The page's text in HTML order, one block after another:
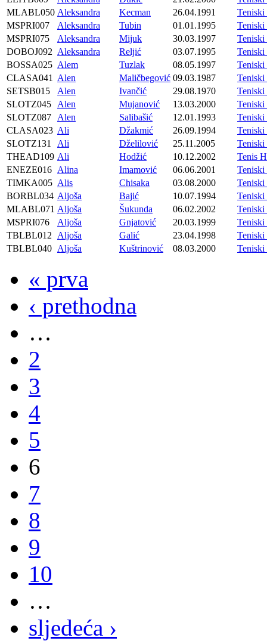
MLABL050 Aleksandra Kecman 26.04.1991
MSPRI007
Aleksandra Tubin 01.01.1995
MSPRI075
Aleksandra Mijuk 30.03.1997
DOBOJ092 Aleksandra Reljić 03.07.1995
BOSSA025 Alem Tuzlak 08.05.1997
CLASA041
Alen Maličbegović 09.03.1987
SETSB015
Alen Ivančić 29.08.1970
SLOTZ045
Alen Mujanović 13.03.2000
SLOTZ087
Alen Salibašić 12.01.1993
CLASA023 Ali Džakmić 26.09.1994
SLOTZ131
Ali Dželilović 25.11.2005
THEAD109 Ali Hodžić 10.12.2002
Tenis
ENEZE016 Alina Imamović 06.06.2001
TIMKA005 Alis Chisaka 03.08.2000
BORBL034 Aljoša Bajić 10.07.1994
MLABL071 Aljoša Šukunda 06.02.2002
MSPRI076
Aljoša Gnjatović 20.03.1999
TBLBL012
Aljoša Galić 23.04.1998
TBLBL040 Aljoša Kuštrinović 08.03.2000
« prva
‹ prethodna
…
2
3
4
5
6
7
8
9
10
…
sljedeća ›